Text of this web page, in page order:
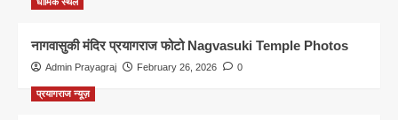
नागवासुकी मंदिर प्रयागराज फोटो Nagvasuki Temple Photos
Admin Prayagraj February 26, 2026 0
प्रयागराज न्यूज़